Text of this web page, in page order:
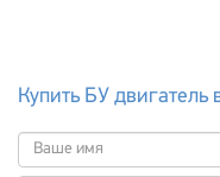
Купить БУ двигатель